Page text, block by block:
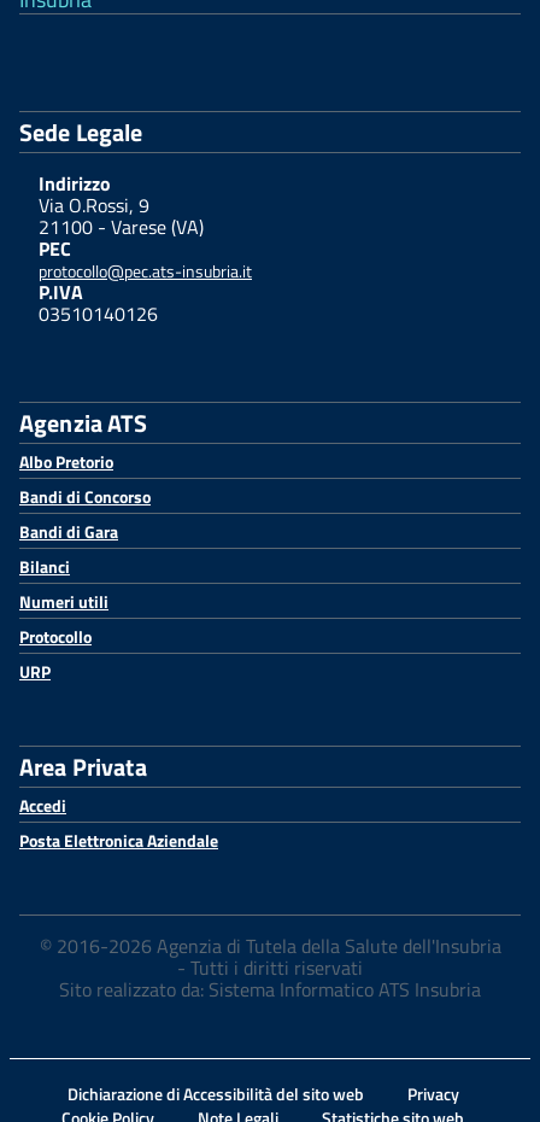
Sede Legale
Indirizzo
Via O.Rossi, 9
21100 - Varese (VA)
PEC
protocollo@pec.ats-insubria.it
P.IVA
03510140126
Agenzia ATS
Albo Pretorio
Bandi di Concorso
Bandi di Gara
Bilanci
Numeri utili
Protocollo
URP
Area Privata
Accedi
Posta Elettronica Aziendale
© 2016-2026 Agenzia di Tutela della Salute dell'Insubria
- Tutti i diritti riservati
Sito realizzato da: Sistema Informatico ATS Insubria
Dichiarazione di Accessibilità del sito web
Privacy